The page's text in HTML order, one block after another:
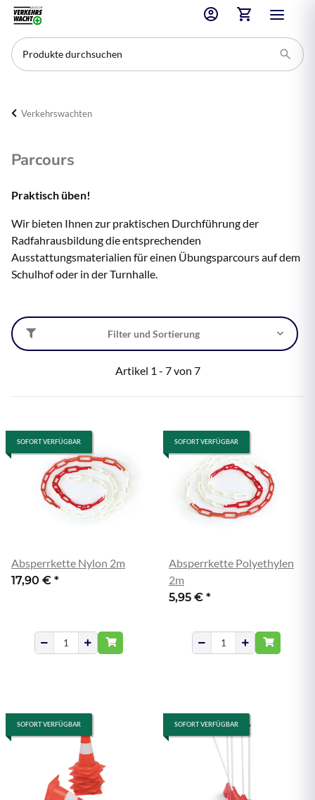
Verkehrswachten
Parcours
Praktisch üben!
Wir bieten Ihnen zur praktischen Durchführung der
Radfahrausbildung die entsprechenden
Ausstattungsmaterialien für einen Übungsparcours auf dem
Schulhof oder in der Turnhalle.
Filter und Sortierung
Artikel 1 - 7 von 7
SOFORT VERFÜGBAR
Absperrkette Nylon 2m
17,90 € *
SOFORT VERFÜGBAR
Absperrkette Polyethylen
2m
5,95 € *
SOFORT VERFÜGBAR SOFORT VERFÜGBAR